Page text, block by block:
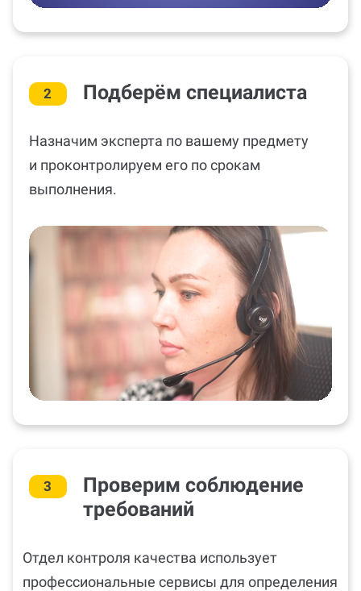
2 Подберём специалиста
Назначим эксперта по вашему предмету
и проконтролируем его по срокам
выполнения.
3
Проверим соблюдение
требований
Отдел контроля качества использует
профессиональные сервисы для определения